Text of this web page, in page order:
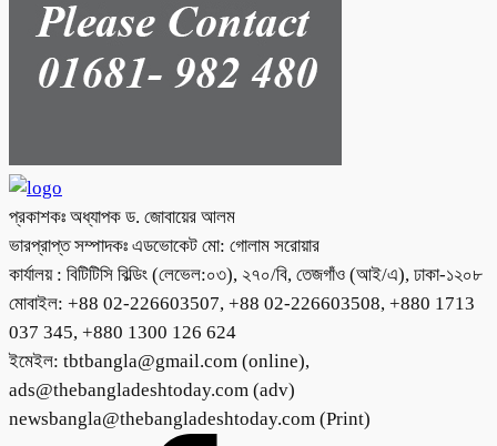
প্রকাশকঃ অধ্যাপক ড. জোবায়ের আলম
ভারপ্রাপ্ত সম্পাদকঃ এডভোকেট মো: গোলাম সরোয়ার
কার্যালয় : বিটিটিসি বিল্ডিং (লেভেল:০৩), ২৭০/বি, তেজগাঁও (আই/এ), ঢাকা-১২০৮
মোবাইল: +88 02-226603507, +88 02-226603508, +880 1713
037 345, +880 1300 126 624
ইমেইল: tbtbangla@gmail.com (online),
ads@thebangladeshtoday.com (adv)
newsbangla@thebangladeshtoday.com (Print)